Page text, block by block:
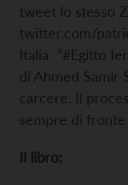
tweet lo stesso
twitter.com/
Italia: “#Egitto
di Ahmed Samir
carcere. Il
sempre di fronte
Il libro: